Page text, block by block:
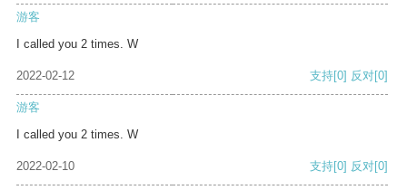
游客
I called you 2 times. W
2022-02-12 支持[0] 反对[0]
游客
I called you 2 times. W
2022-02-10 支持[0] 反对[0]